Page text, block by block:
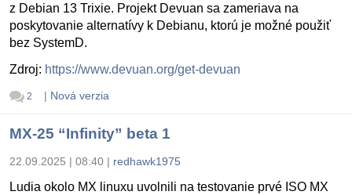
z Debian 13 Trixie. Projekt Devuan sa zameriava na
poskytovanie alternatívy k Debianu, ktorú je možné použiť
bez SystemD.
Zdroj: https://www.devuan.org/get-devuan
2 | Nová verzia
MX-25 “Infinity” beta 1
22.09.2025 | 08:40 | redhawk1975
Ludia okolo MX linuxu uvolnili na testovanie prvé ISO MX